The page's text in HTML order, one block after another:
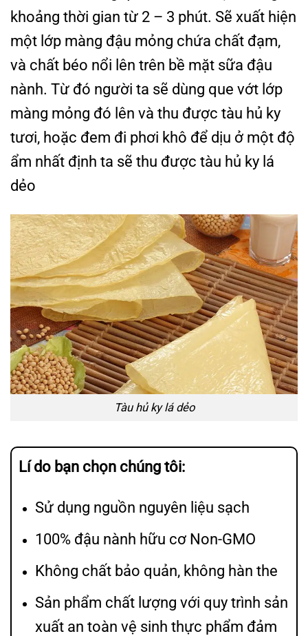
khoảng thời gian từ 2 – 3 phút. Sẽ xuất hiện
một lớp màng đậu mỏng chứa chất đạm,
và chất béo nổi lên trên bề mặt sữa đậu
nành. Từ đó người ta sẽ dùng que vớt lớp
màng mỏng đó lên và thu được tàu hủ ky
tươi, hoặc đem đi phơi khô để dịu ở một độ
ẩm nhất định ta sẽ thu được tàu hủ ky lá
dẻo
Tàu hủ ky lá dẻo
Lí do bạn chọn chúng tôi:
Sử dụng nguồn nguyên liệu sạch
100% đậu nành hữu cơ Non-GMO
Không chất bảo quản, không hàn the
Sản phẩm chất lượng với quy trình sản
xuất an toàn vệ sinh thực phẩm đảm